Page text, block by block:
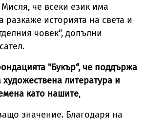
че всеки език има
разкаже историята на света и
човек“, допълни
"Букър“, че поддържа
художествена литература и
като нашите,
значение. Благодаря на